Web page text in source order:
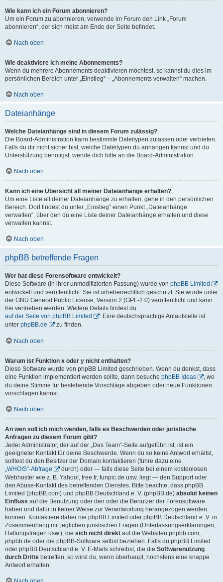
Wie kann ich ein Forum abonnieren?
Um ein Forum zu abonnieren, verwende im Forum den Link „Forum
abonnieren“, der sich meist am Ende der Seite befindet.
Nach oben
Wie deaktiviere ich meine Abonnements?
Wenn du mehrere Abonnements deaktivieren möchtest, so kannst du dies im
persönlichen Bereich unter „Einstieg“ – „Abonnements verwalten“ machen.
Nach oben
Dateianhänge
Welche Dateianhänge sind in diesem Forum zulässig?
Die Board-Administration kann bestimmte Dateitypen zulassen oder verbieten.
Falls du dir nicht sicher bist, welche Dateitypen du anhängen kannst und du
Unterstützung benötigst, wende dich bitte an die Board-Administration.
Nach oben
Kann ich eine Übersicht all meiner Dateianhänge erhalten?
Um eine Liste all deiner Dateianhänge zu erhalten, gehe in den persönlichen
Bereich. Dort findest du unter „Einstieg“ einen Punkt „Dateianhänge
verwalten“, über den du eine Liste deiner Dateianhänge erhalten und diese
verwalten kannst.
Nach oben
phpBB betreffende Fragen
Wer hat diese Forensoftware entwickelt?
Diese Software (in ihrer unmodifizierten Fassung) wurde von phpBB Limited
entwickelt und veröffentlicht. Sie ist urheberrechtlich geschützt. Sie wurde unter
der GNU General Public License, Version 2 (GPL-2.0) veröffentlicht und kann
frei vertrieben werden. Weitere Details findest du
auf der Seite von phpBB Limited
. Eine deutschsprachige Anlaufstelle ist
unter phpBB.de zu finden.
Nach oben
Warum ist Funktion x oder y nicht enthalten?
Diese Software wurde von phpBB Limited geschrieben. Wenn du denkst, dass
eine Funktion implementiert werden sollte, dann besuche phpBB Ideas
, wo
du deine Stimme für bestehende Vorschläge abgeben oder neue Funktionen
vorschlagen kannst.
Nach oben
An wen soll ich mich wenden, falls es Beschwerden oder juristische
Anfragen zu diesem Forum gibt?
Jeder Administrator, der auf der „Das Team“-Seite aufgeführt ist, ist ein
geeigneter Kontakt für deine Beschwerde. Wenn du so keine Antwort erhältst,
solltest du den Besitzer der Domain kontaktieren (führe dazu eine
„WHOIS“-Abfrage
durch) oder — falls diese Seite bei einem kostenlosen
Webhoster wie z. B. Yahoo!, free.fr, funpic.de usw. liegt — den Support oder
den Abuse-Kontakt des betreffenden Dienstes. Bitte beachte, dass phpBB
Limited (phpBB.com) und phpBB Deutschland e. V. (phpBB.de) absolut keinen
Einfluss auf die Benutzung oder den oder die Benutzer der Forensoftware
haben und dafür in keiner Weise zur Verantwortung herangezogen werden
können. Kontaktiere daher nie phpBB Limited oder phpBB Deutschland e. V. in
Zusammenhang mit jeglichen juristischen Fragen (Unterlassungserklärungen,
Haftungsfragen usw.), die sich nicht direkt auf die Websiten phpbb.com,
phpbb.de oder die phpBB-Software selbst beziehen. Falls du phpBB Limited
oder phpBB Deutschland e. V. E-Mails schreibst, die die Softwarenutzung
durch Dritte betreffen, so wirst du, wenn überhaupt, höchstens eine knappe
Antwort erhalten.